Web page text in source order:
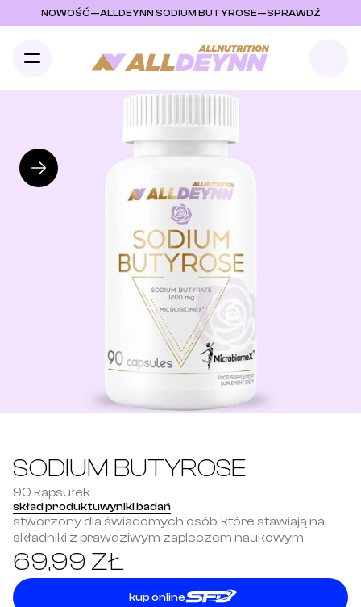
NOWOŚĆ—ALLDEYNN SODIUM BUTYROSE—SPRAWDŹ
SODIUM BUTYROSE
90 kapsułek
skład produktuwyniki badań
stworzony dla świadomych osób, które stawiają na
składniki z prawdziwym zapleczem naukowym
69,99 ZŁ
kup online